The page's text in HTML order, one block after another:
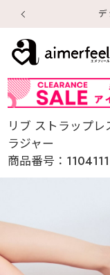
リブ ストラップ
ラジャー
商品番号： 1104111